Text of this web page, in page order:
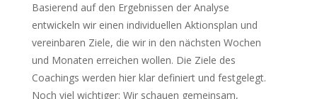
Basierend auf den Ergebnissen der Analyse
entwickeln wir einen individuellen Aktionsplan und
vereinbaren Ziele, die wir in den nächsten Wochen
und Monaten erreichen wollen. Die Ziele des
Coachings werden hier klar definiert und festgelegt.
Noch viel wichtiger: Wir schauen gemeinsam,